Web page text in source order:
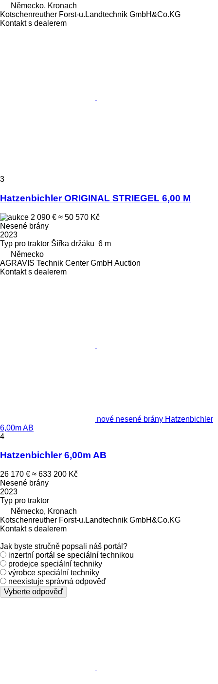
Německo, Kronach
Kotschenreuther Forst-u.Landtechnik GmbH&Co.KG
Kontakt s dealerem
3
Hatzenbichler ORIGINAL STRIEGEL 6,00 M
2 090 € ≈ 50 570 Kč
Nesené brány
2023
Typ pro traktor Šířka držáku 6 m
Německo
AGRAVIS Technik Center GmbH Auction
Kontakt s dealerem
nové nesené brány Hatzenbichler
6,00m AB
4
Hatzenbichler 6,00m AB
26 170 € ≈ 633 200 Kč
Nesené brány
2023
Typ pro traktor
Německo, Kronach
Kotschenreuther Forst-u.Landtechnik GmbH&Co.KG
Kontakt s dealerem
Jak byste stručně popsali náš portál?
inzertní portál se speciální technikou
prodejce speciální techniky
výrobce speciální techniky
neexistuje správná odpověď
Vyberte odpověď